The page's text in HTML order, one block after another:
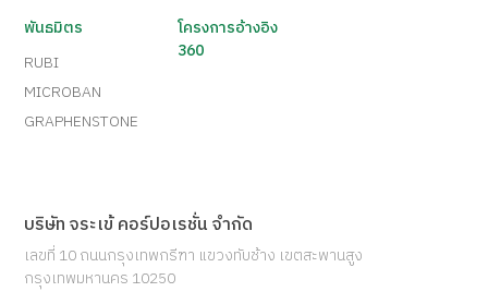
พันธมิตร
RUBI
MICROBAN
GRAPHENSTONE
โครงการอ้างอิง
360
บริษัท จระเข้ คอร์ปอเรชั่น จำกัด
เลขที่ 10 ถนนกรุงเทพกรีฑา แขวงทับช้าง เขตสะพานสูง
กรุงเทพมหานคร 10250